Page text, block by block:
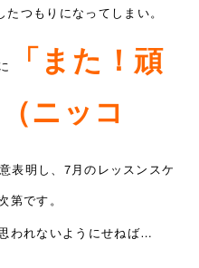
たつもりになってしまい。
「また！頑
ニッコ
表明し、7月のレッスンスケ
第です。
われないようにせねば…